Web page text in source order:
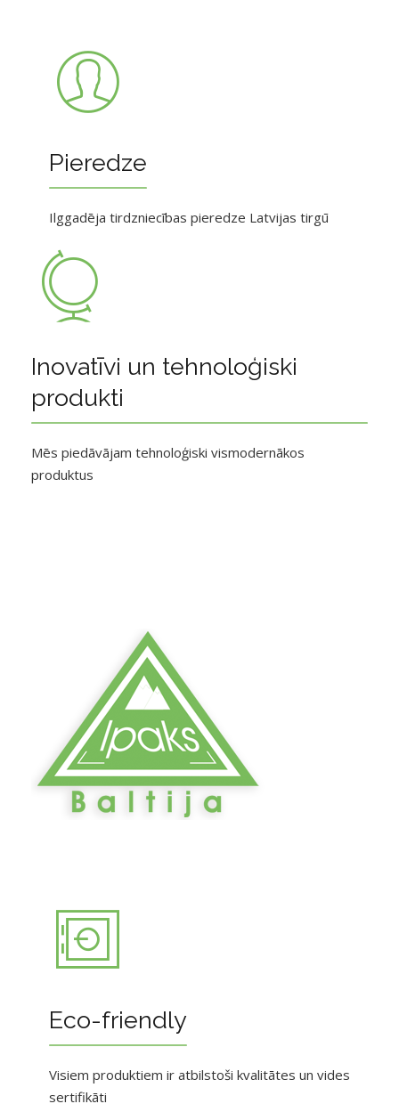
Pieredze
Ilggadēja tirdzniecības pieredze Latvijas tirgū
Inovatīvi un tehnoloģiski
produkti
Mēs piedāvājam tehnoloģiski vismodernākos
produktus
Eco-friendly
Visiem produktiem ir atbilstoši kvalitātes un vides
sertifikāti